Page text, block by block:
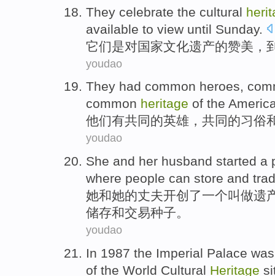
They celebrate the cultural
available to view until Sunday.
它们是对国家文化遗产的赞美 ，
youdao
They had common heroes,
common heritage of the
他们有共同的英雄 ，共同的习俗
youdao
She and her husband started a
where people can store and
她和她的丈夫开创了一个叫做遗
储存和交易种子。
youdao
In 1987 the Imperial Palace
of the World Cultural Heritage